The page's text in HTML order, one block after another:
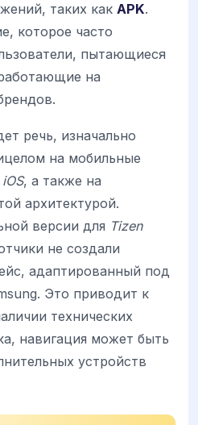
таких как APK.
которое часто
пытающиеся
на
речь, изначально
на мобильные
iOS, а также на
архитектурой.
версии для Tizen
не создали
адаптированный под
Это приводит к
технических
навигация может быть
устройств